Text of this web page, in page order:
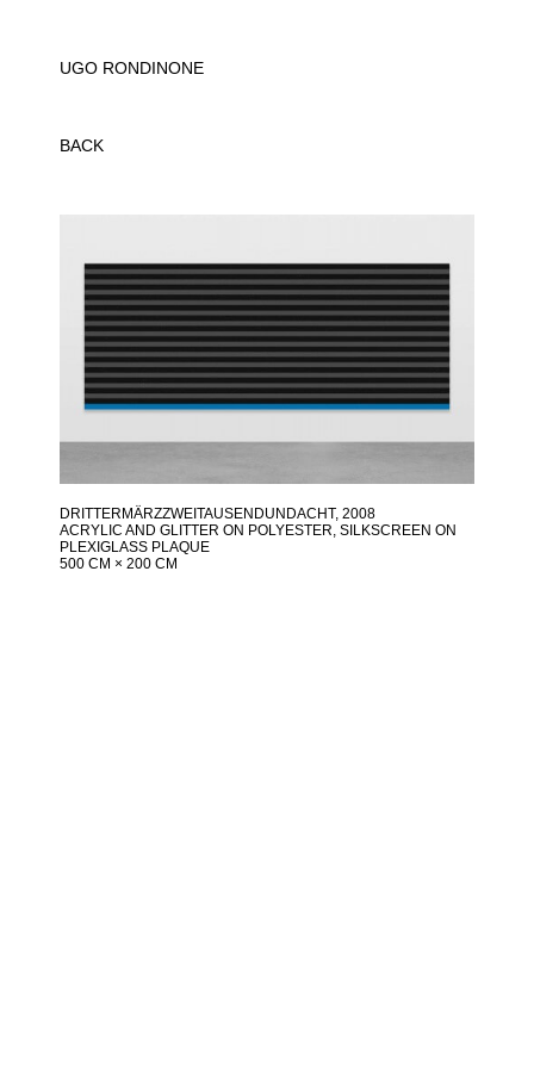
UGO RONDINONE
BACK
DRITTERMÄRZZWEITAUSENDUNDACHT, 2008
ACRYLIC AND GLITTER ON POLYESTER, SILKSCREEN ON
PLEXIGLASS PLAQUE
500 CM × 200 CM